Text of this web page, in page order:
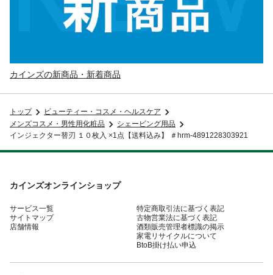
カインズの新商品・新着商品
トップ
ビューティー・コスメ・ヘルスケア
メンズコスメ・男性用化粧品
シェービング用品
インジェクター替刃 １０枚入 ×1点【送料込み】 ＃hrm-4891228303921
カインズオンラインショップ
サービス一覧
サイトマップ
店舗情報
特定商取引法に基づく表記
古物営業法に基づく表記
酒類販売管理者標識の掲示
家電リサイクルについて
BtoB掛け払い申込